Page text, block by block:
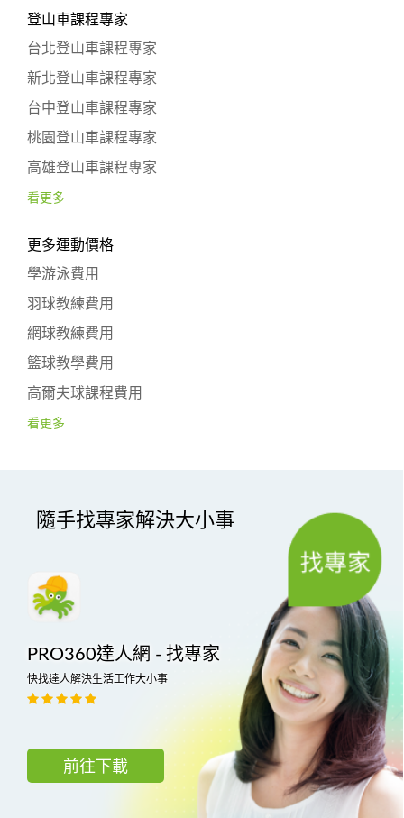
登山車課程專家
台北登山車課程專家
新北登山車課程專家
台中登山車課程專家
桃園登山車課程專家
高雄登山車課程專家
看更多
更多運動價格
學游泳費用
羽球教練費用
網球教練費用
籃球教學費用
高爾夫球課程費用
看更多
隨手找專家解決大小事
PRO360達人網 - 找專家
快找達人解決生活工作大小事
前往下載